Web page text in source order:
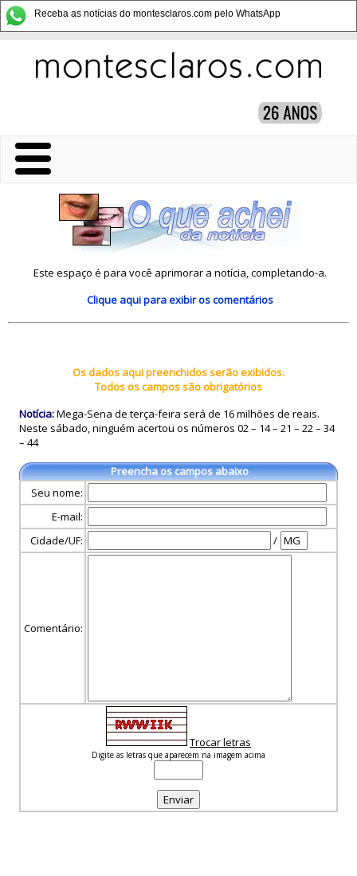
Receba as notícias do montesclaros.com pelo WhatsApp
Este espaço é para você aprimorar a notícia, completando-a.
Clique aquipara exibir os comentários
Os dados aqui preenchidos serão exibidos.
Todos os campos são obrigatórios
Notícia:Mega-Sena de terça-feira será de 16 milhões de reais.
Neste sábado, ninguém acertou os números 02 – 14 – 21 – 22 – 34
– 44
Preencha os campos abaixo
Seu nome:
E-mail:
Cidade/UF:
/
Comentário:
Trocar letras
Digite as letras que aparecem na imagem acima